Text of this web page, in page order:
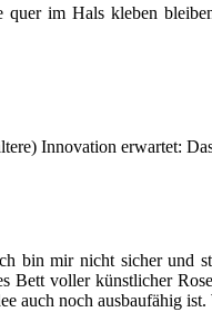
im Hals kleben
Innovation erwartet:
mir nicht sicher und
Bett voller künstlicher
auch noch ausbaufähig